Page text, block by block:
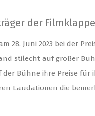
der
28. Juni 2023 bei der
stilecht auf großer
Bühne ihre Preise für
Laudationen die